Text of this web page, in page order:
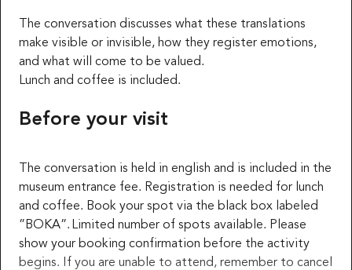
The conversation discusses what these translations
make visible or invisible, how they register emotions,
and what will come to be valued.
Lunch and coffee is included.
Before your visit
The conversation is held in english and is included in the
museum entrance fee. Registration is needed for lunch
and coffee. Book your spot via the black box labeled
”BOKA”. Limited number of spots available. Please
show your booking confirmation before the activity
begins. If you are unable to attend, remember to cancel